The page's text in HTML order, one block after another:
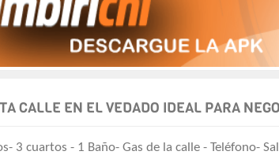
CALLE EN EL VEDADO IDEAL PARA
3 cuartos - 1 Baño- Gas de la calle - Teléfono-